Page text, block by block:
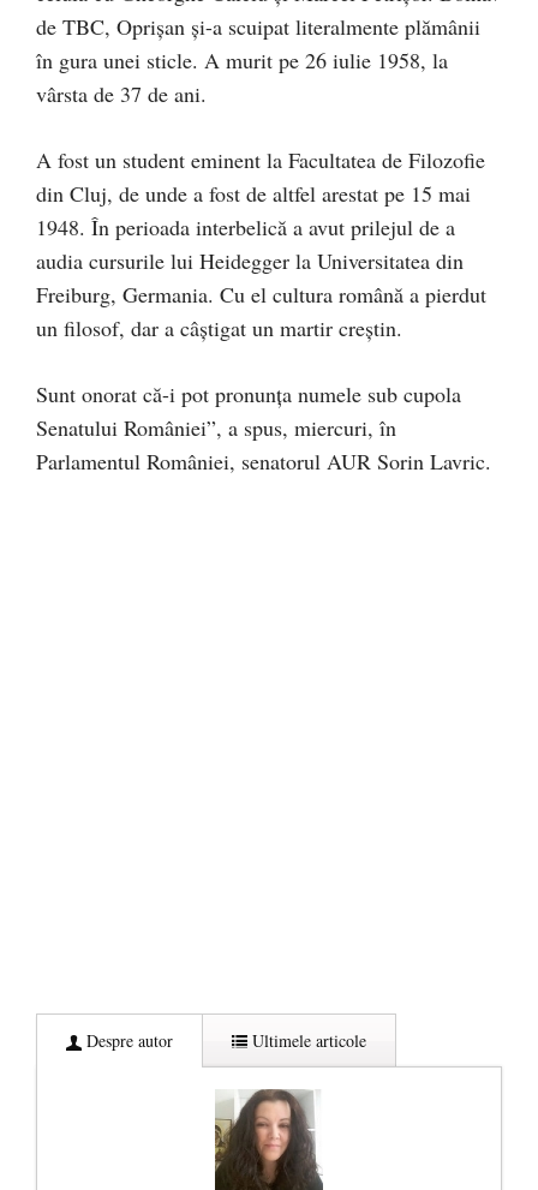
de TBC, Oprișan și-a scuipat literalmente plămânii
în gura unei sticle. A murit pe 26 iulie 1958, la
vârsta de 37 de ani.
A fost un student eminent la Facultatea de Filozofie
din Cluj, de unde a fost de altfel arestat pe 15 mai
1948. În perioada interbelică a avut prilejul de a
audia cursurile lui Heidegger la Universitatea din
Freiburg, Germania. Cu el cultura română a pierdut
un filosof, dar a câștigat un martir creștin.
Sunt onorat că-i pot pronunța numele sub cupola
Senatului României”, a spus, miercuri, în
Parlamentul României, senatorul AUR Sorin Lavric.
Despre autor Ultimele articole